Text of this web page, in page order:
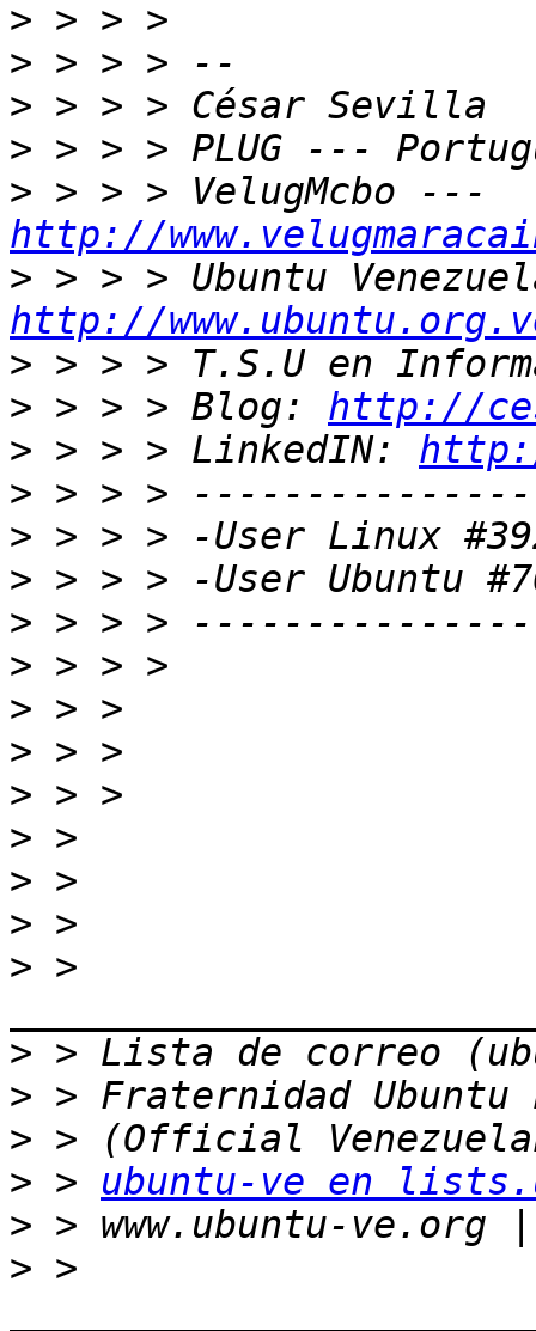
>
>
>
>
>
http://
>
http://
>
> > > > Blog: http://
> > > > LinkedIN:
>
>
>
>
>
>
>
>
>
>
>
> >
>
>
>
> > ubuntu-ve en
>
> >